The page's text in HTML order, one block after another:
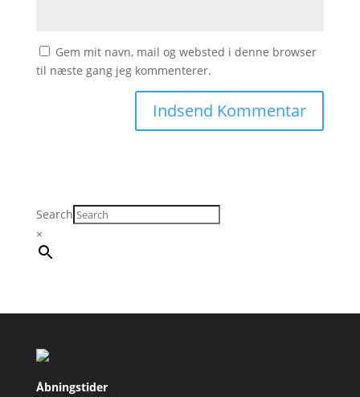
Gem mit navn, mail og websted i denne browser
til næste gang jeg kommenterer.
Search
×
Åbningstider